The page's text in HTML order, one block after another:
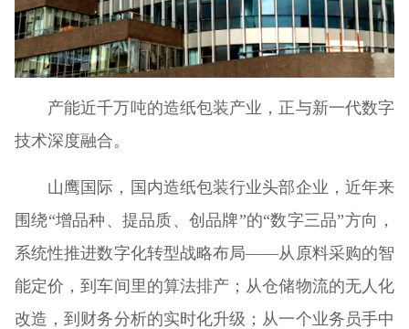
产能近千万吨的造纸包装产业，正与新一代数字
技术深度融合。
山鹰国际，国内造纸包装行业头部企业，近年来
围绕“增品种、提品质、创品牌”的“数字三品”方向，
系统性推进数字化转型战略布局——从原料采购的智
能定价，到车间里的算法排产；从仓储物流的无人化
改造，到财务分析的实时化升级；从一个业务员手中